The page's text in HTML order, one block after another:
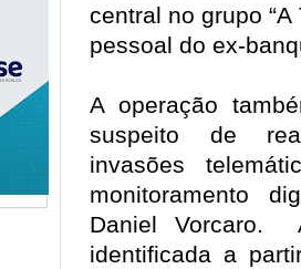
central no grupo
pessoal do ex-
A operação
suspeito de
invasões
monitoramento
Daniel Vorcaro.
identificada a